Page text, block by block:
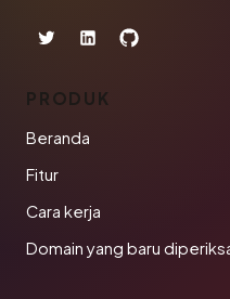
PRODUK
Beranda
Fitur
Cara kerja
Domain yang baru